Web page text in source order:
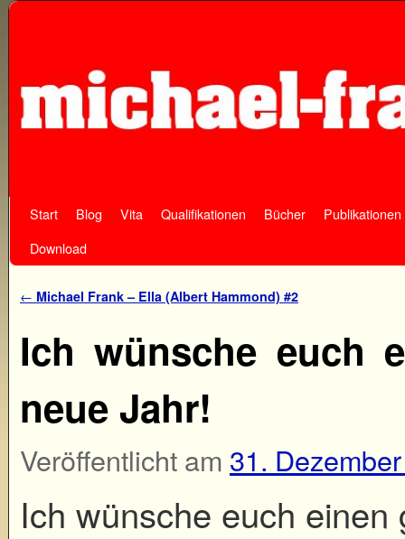
Zum Inhalt wechseln
Zum sekundären Inhalt wechseln
Start Blog Vita Qualifikationen Bücher
Publikationen
Download
Artikelnavigation
← Michael Frank – Ella (Albert Hammond) #2
Ich wünsche euch
neue Jahr!
Veröffentlicht am 31.
Ich wünsche euch